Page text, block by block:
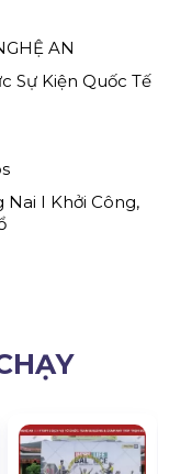
AN
Sự Kiện Quốc Tế
Nai I Khởi Công,